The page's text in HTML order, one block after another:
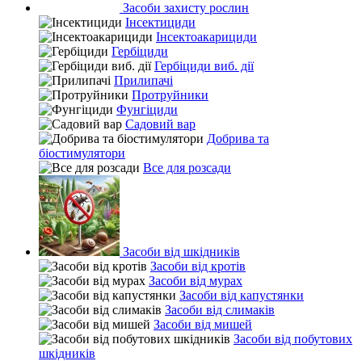
Засоби захисту рослин
Інсектициди
Інсектоакарициди
Гербіциди
Гербіциди виб. дії
Прилипачі
Протруйники
Фунгіциди
Садовий вар
Добрива та
біостимулятори
Все для розсади
Засоби від шкідників
Засоби від кротів
Засоби від мурах
Засоби від капустянки
Засоби від слимаків
Засоби від мишей
Засоби від побутових
шкідників